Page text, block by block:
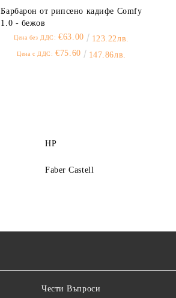
Барбарон от рипсено кадифе Comfy
1.0 - бежов
Цена без ДДС: €63.00 123.22лв.
Цена с ДДС: €75.60 147.86лв.
HP
Faber Castell
Чести Въпроси